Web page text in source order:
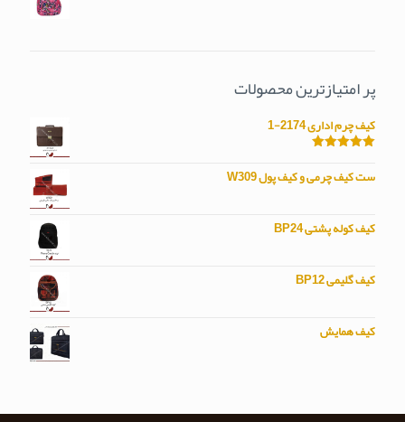
پر امتیازترین محصولات
کیف چرم اداری 2174-1
ست کیف چرمی و کیف پول W309
کیف کوله پشتی BP24
کیف گلیمی BP12
کیف همایش